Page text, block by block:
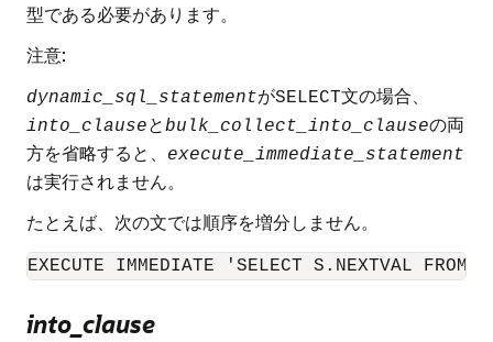
型である必要があります。
注意:
dynamic_sql_statementがSELECT文の場合、
into_clauseとbulk_collect_into_clauseの両
方を省略すると、
execute_immediate_statement
は実行されません。
たとえば、次の文では順序を増分しません。
EXECUTE IMMEDIATE 'SELECT S.NEXTVAL FROM
into_clause